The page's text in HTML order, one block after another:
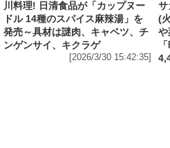
ンゲンサイ、キクラゲ
[2026/3/30 15:42:35]
「
フード
熱湯5分でふっ